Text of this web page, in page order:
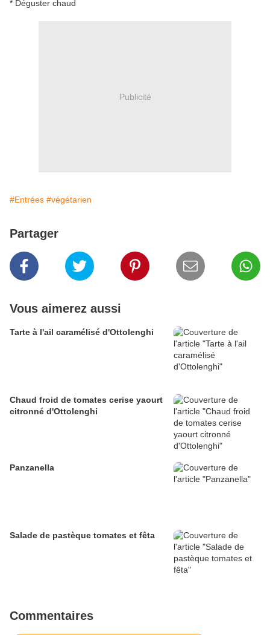
* Déguster chaud
Publicité
#Entrées #végétarien
Partager
Vous aimerez aussi
Tarte à l'ail caramélisé d'Ottolenghi
Chaud froid de tomates cerise yaourt
citronné d'Ottolenghi
Panzanella
Salade de pastèque tomates et fêta
Commentaires